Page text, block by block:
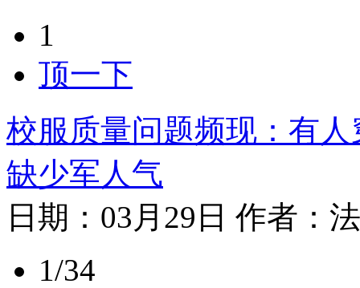
1
顶一下
校服质量问题频现：有
缺少军人气
日期： 03月29日 作者：
1/34